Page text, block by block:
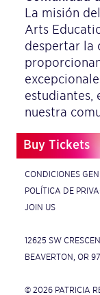
La misión
Arts
despertar la
estudiantes,
nuestra
Buy Tickets
CONDICIONES
POLÍTICA DE
JOIN US
12625 SW
BEAVERTON, OR
© 2026 PATRICIA